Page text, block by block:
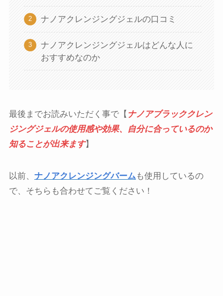
ナノアクレンジングジェルの口コミ
ナノアクレンジングジェルはどんな人に
おすすめなのか
最後までお読みいただく事で【 ナノアブラッククレン
ジングジェルの使用感や効果、自分に合っているのか
知ることが出来ます】
以前、 ナノアクレンジングバーム も使用しているの
で、そちらも合わせてご覧ください！